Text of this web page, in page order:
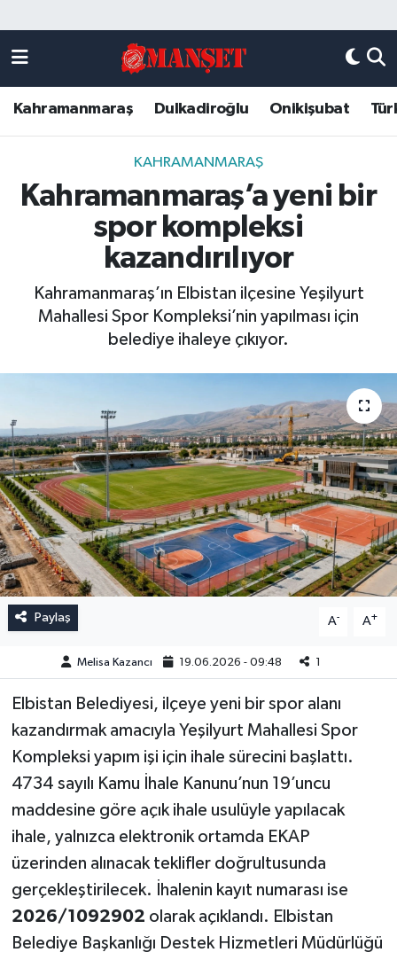
Kahramanmaraş Dulkadiroğlu Onikişubat
KAHRAMANMARAŞ
Kahramanmaraş’a yeni bir
spor kompleksi
kazandırılıyor
Kahramanmaraş’ın Elbistan ilçesine Yeşilyurt
Mahallesi Spor Kompleksi’nin yapılması için
belediye ihaleye çıkıyor.
Paylaş A- A+
Melisa Kazancı 19.06.2026 - 09:48 1
Elbistan Belediyesi, ilçeye yeni bir spor alanı
kazandırmak amacıyla Yeşilyurt Mahallesi Spor
Kompleksi yapım işi için ihale sürecini başlattı.
4734 sayılı Kamu İhale Kanunu’nun 19’uncu
maddesine göre açık ihale usulüyle yapılacak
ihale, yalnızca elektronik ortamda EKAP
üzerinden alınacak teklifler doğrultusunda
gerçekleştirilecek. İhalenin kayıt numarası ise
2026/1092902 olarak açıklandı. Elbistan
Belediye Başkanlığı Destek Hizmetleri Müdürlüğü
DULKADİROĞLU
KAHRAMANMARAŞ
ONİKİŞUBAT
ÖZEL HABER
Künye
Kahramanmaraş Nöbetçi Eczaneler
Kahramanmaraş Hava Durumu
Kahramanmaraş Trafik Yoğunluk Haritası
Süper Lig Puan Durumu ve Fikstür
Tüm Manşetler
Son Dakika Haberleri
Haber Arşivi